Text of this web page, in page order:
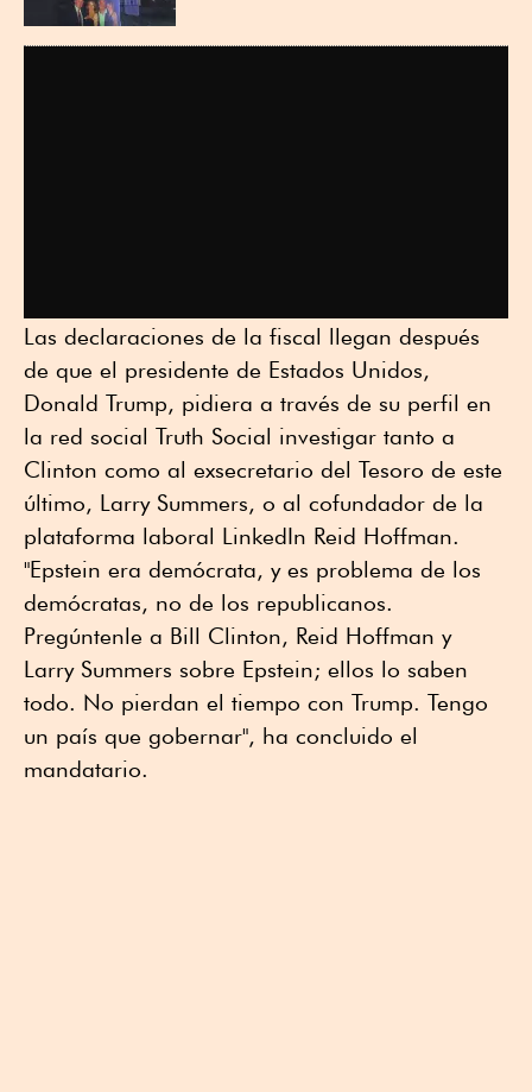
Las declaraciones de la fiscal llegan después
de que el presidente de Estados Unidos,
Donald Trump, pidiera a través de su perfil en
la red social Truth Social investigar tanto a
Clinton como al exsecretario del Tesoro de este
último, Larry Summers, o al cofundador de la
plataforma laboral LinkedIn Reid Hoffman.
"Epstein era demócrata, y es problema de los
demócratas, no de los republicanos.
Pregúntenle a Bill Clinton, Reid Hoffman y
Larry Summers sobre Epstein; ellos lo saben
todo. No pierdan el tiempo con Trump. Tengo
un país que gobernar", ha concluido el
mandatario.